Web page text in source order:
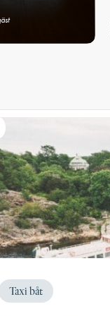
Taxi båt